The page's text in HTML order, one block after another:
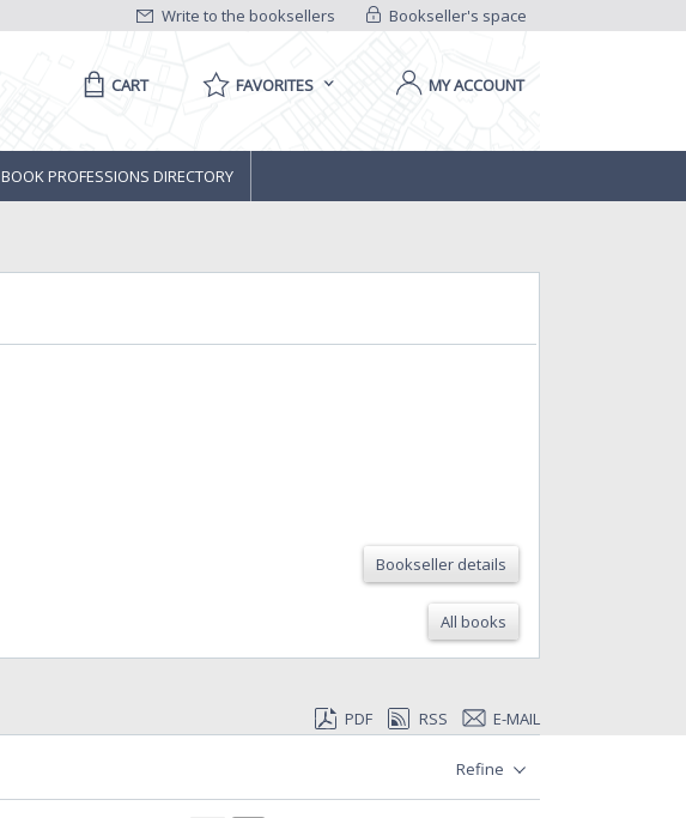
Bookseller's space
Write to the booksellers
CART FAVORITES MY ACCOUNT
BOOK PROFESSIONS DIRECTORY
Bookseller details
All books
PDF RSS E-MAIL
Refine